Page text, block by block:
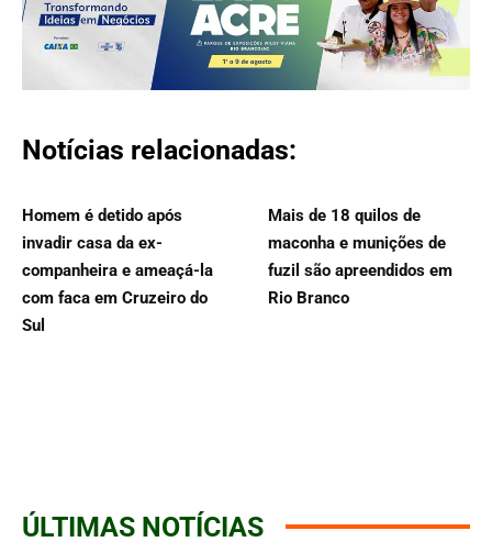
Notícias relacionadas:
Homem é detido após
invadir casa da ex-
companheira e ameaçá-la
com faca em Cruzeiro do
Sul
Mais de 18 quilos de
maconha e munições de
fuzil são apreendidos em
Rio Branco
ÚLTIMAS NOTÍCIAS